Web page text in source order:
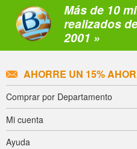
Más de 10
realizados
2001 »
AHORRE UN 15%
Comprar por Departamento
Mi cuenta
Ayuda